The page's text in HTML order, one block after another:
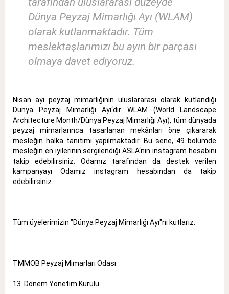
Dünya Peyzaj Mimarlığı Ayı (WLAM)
olarak kutlanmaktadır. Tüm
meslektaşlarımızı bu ayın bir parçası
olmaya davet ediyoruz.
Nisan ayı peyzaj mimarlığının uluslararası olarak kutlandığı
Dünya Peyzaj Mimarlığı Ayı‘dır. WLAM (World Landscape
Architecture Month/Dünya Peyzaj Mimarlığı Ayı), tüm dünyada
peyzaj mimarlarınca tasarlanan mekânları öne çıkararak
mesleğin halka tanıtımı yapılmaktadır. Bu sene, 49 bölümde
mesleğin en iyilerinin sergilendiğiASLA‘nın instagram hesabını
takip edebilirsiniz. Odamız tarafından da destek verilen
kampanyayı Odamızinstagram hesabından da takip
edebilirsiniz.
Tüm üyelerimizin "Dünya Peyzaj Mimarlığı Ayı"nı kutlarız.
TMMOB Peyzaj Mimarları Odası
13. Dönem Yönetim Kurulu